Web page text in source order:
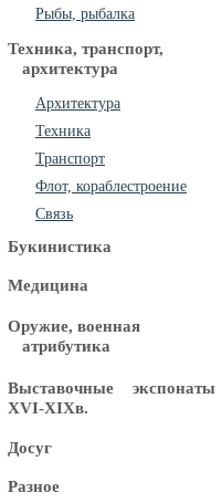
Рыбы, рыбалка
Техника, транспорт,
архитектура
Архитектура
Техника
Транспорт
Флот, кораблестроение
Связь
Букинистика
Медицина
Оружие, военная
атрибутика
Выставочные
экспонаты
XVI-XIXв.
Досуг
Разное